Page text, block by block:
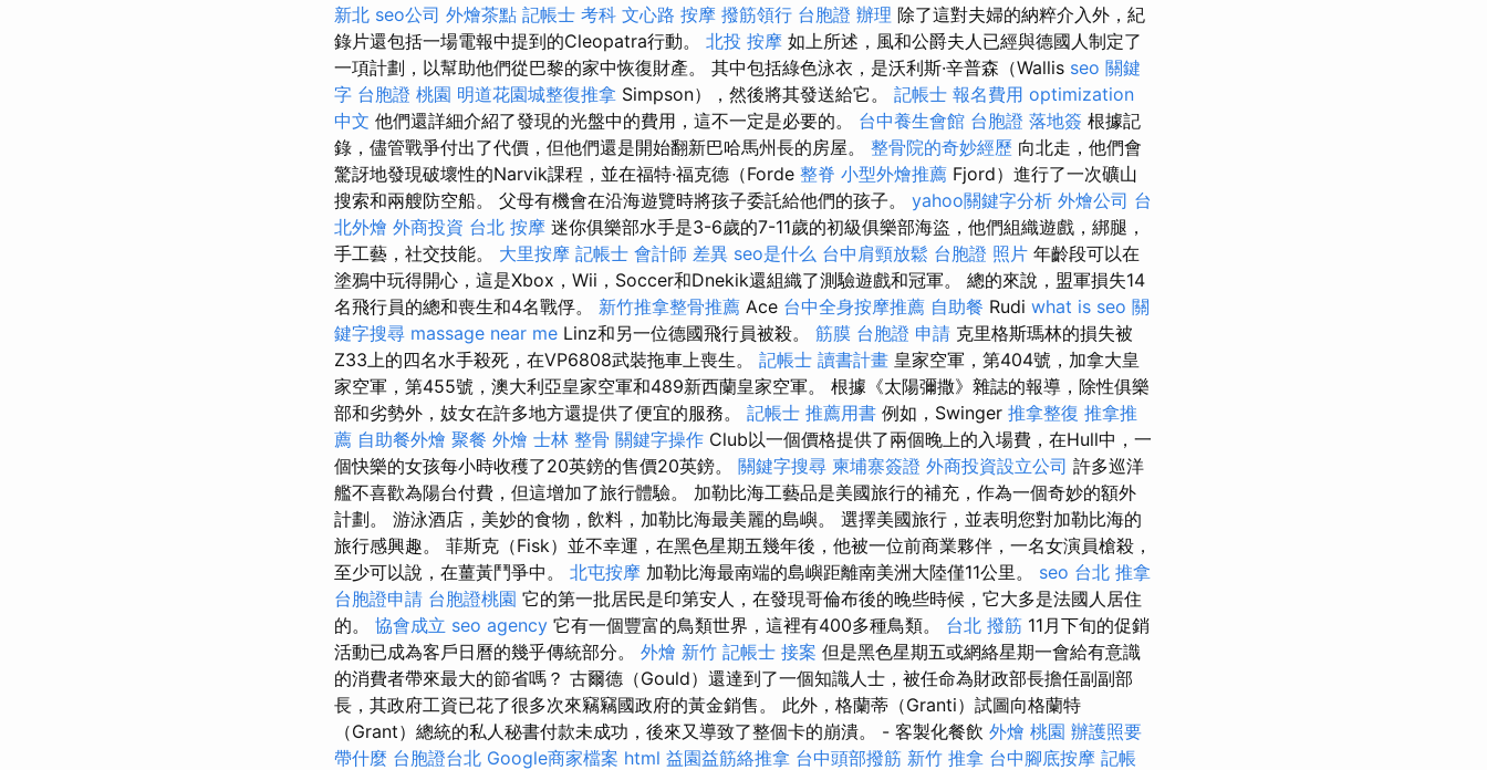
新北 seo公司 外燴茶點 記帳士 考科 文心路 按摩 撥筋領行 台胞證 辦理 除了這對夫婦的納粹介入外，紀
錄片還包括一場電報中提到的Cleopatra行動。 北投 按摩 如上所述，風和公爵夫人已經與德國人制定了
一項計劃，以幫助他們從巴黎的家中恢復財產。 其中包括綠色泳衣，是沃利斯·辛普森（Wallis seo 關鍵
字 台胞證 桃園 明道花園城整復推拿 Simpson），然後將其發送給它。 記帳士 報名費用 optimization
中文 他們還詳細介紹了發現的光盤中的費用，這不一定是必要的。 台中養生會館 台胞證 落地簽 根據記
錄，儘管戰爭付出了代價，但他們還是開始翻新巴哈馬州長的房屋。 整骨院的奇妙經歷 向北走，他們會
驚訝地發現破壞性的Narvik課程，並在福特·福克德（Forde 整脊 小型外燴推薦 Fjord）進行了一次礦山
搜索和兩艘防空船。 父母有機會在沿海遊覽時將孩子委託給他們的孩子。 yahoo關鍵字分析 外燴公司 台
北外燴 外商投資 台北 按摩 迷你俱樂部水手是3-6歲的7-11歲的初級俱樂部海盜，他們組織遊戲，綁腿，
手工藝，社交技能。 大里按摩 記帳士 會計師 差異 seo是什么 台中肩頸放鬆 台胞證 照片 年齡段可以在
塗鴉中玩得開心，這是Xbox，Wii，Soccer和Dnekik還組織了測驗遊戲和冠軍。 總的來說，盟軍損失14
名飛行員的總和喪生和4名戰俘。 新竹推拿整骨推薦 Ace 台中全身按摩推薦 自助餐 Rudi what is seo 關
鍵字搜尋 massage near me Linz和另一位德國飛行員被殺。 筋膜 台胞證 申請 克里格斯瑪林的損失被
Z33上的四名水手殺死，在VP6808武裝拖車上喪生。 記帳士 讀書計畫 皇家空軍，第404號，加拿大皇
家空軍，第455號，澳大利亞皇家空軍和489新西蘭皇家空軍。 根據《太陽彌撒》雜誌的報導，除性俱樂
部和劣勢外，妓女在許多地方還提供了便宜的服務。 記帳士 推薦用書 例如，Swinger 推拿整復 推拿推
薦 自助餐外燴 聚餐 外燴 士林 整骨 關鍵字操作 Club以一個價格提供了兩個晚上的入場費，在Hull中，一
個快樂的女孩每小時收穫了20英鎊的售價20英鎊。 關鍵字搜尋 柬埔寨簽證 外商投資設立公司 許多巡洋
艦不喜歡為陽台付費，但這增加了旅行體驗。 加勒比海工藝品是美國旅行的補充，作為一個奇妙的額外
計劃。 游泳酒店，美妙的食物，飲料，加勒比海最美麗的島嶼。 選擇美國旅行，並表明您對加勒比海的
旅行感興趣。 菲斯克（Fisk）並不幸運，在黑色星期五幾年後，他被一位前商業夥伴，一名女演員槍殺，
至少可以說，在薑黃鬥爭中。 北屯按摩 加勒比海最南端的島嶼距離南美洲大陸僅11公里。 seo 台北 推拿
台胞證申請 台胞證桃園 它的第一批居民是印第安人，在發現哥倫布後的晚些時候，它大多是法國人居住
的。 協會成立 seo agency 它有一個豐富的鳥類世界，這裡有400多種鳥類。 台北 撥筋 11月下旬的促銷
活動已成為客戶日曆的幾乎傳統部分。 外燴 新竹 記帳士 接案 但是黑色星期五或網絡星期一會給有意識
的消費者帶來最大的節省嗎？ 古爾德（Gould）還達到了一個知識人士，被任命為財政部長擔任副副部
長，其政府工資已花了很多次來竊竊國政府的黃金銷售。 此外，格蘭蒂（Granti）試圖向格蘭特
（Grant）總統的私人秘書付款未成功，後來又導致了整個卡的崩潰。 - 客製化餐飲 外燴 桃園 辦護照要
帶什麼 台胞證台北 Google商家檔案 html 益園益筋絡推拿 台中頭部撥筋 新竹 推拿 台中腳底按摩 記帳